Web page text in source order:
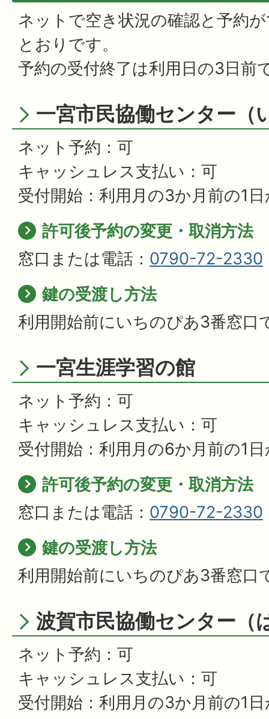
ネットで空き状況の確認と予約
とおりです。
予約の受付終了は利用日の3日前
一宮市民協働センター（
ネット予約：可
キャッシュレス支払い：可
受付開始：利用月の3か月前の1
許可後予約の変更・取消方法
窓口または電話： 0790-72-2330
鍵の受渡し方法
利用開始前にいちのぴあ3番窓口
一宮生涯学習の館
ネット予約：可
キャッシュレス支払い：可
受付開始：利用月の6か月前の1
許可後予約の変更・取消方法
窓口または電話： 0790-72-2330
鍵の受渡し方法
利用開始前にいちのぴあ3番窓口
波賀市民協働センター（
ネット予約：可
キャッシュレス支払い：可
受付開始：利用月の3か月前の1